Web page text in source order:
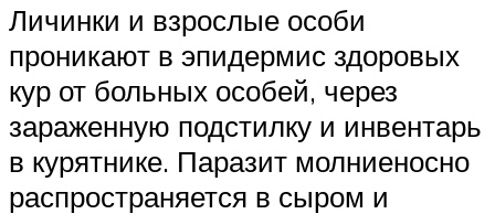
Личинки и взрослые особи
проникают в эпидермис здоровых
кур от больных особей, через
зараженную подстилку и инвентарь
в курятнике. Паразит молниеносно
распространяется в сыром и